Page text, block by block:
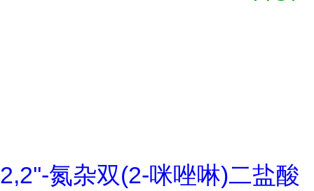
2,2''-氮杂双(2-咪唑啉)二盐酸